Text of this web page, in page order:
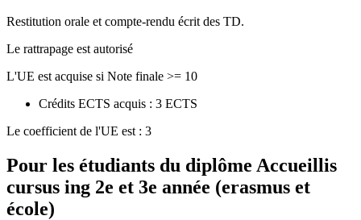
Restitution orale et compte-rendu écrit des TD.
Le rattrapage est autorisé
L'UE est acquise si Note finale >= 10
Crédits ECTS acquis : 3 ECTS
Le coefficient de l'UE est : 3
Pour les étudiants du diplôme Accueillis
cursus ing 2e et 3e année (erasmus et
école)